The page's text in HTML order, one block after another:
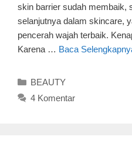
skin barrier sudah membaik,
selanjutnya dalam skincare,
pencerah wajah terbaik.
Karena … Baca
Kategori
BEAUTY
4 Komentar